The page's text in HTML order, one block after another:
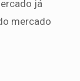
já
mercado